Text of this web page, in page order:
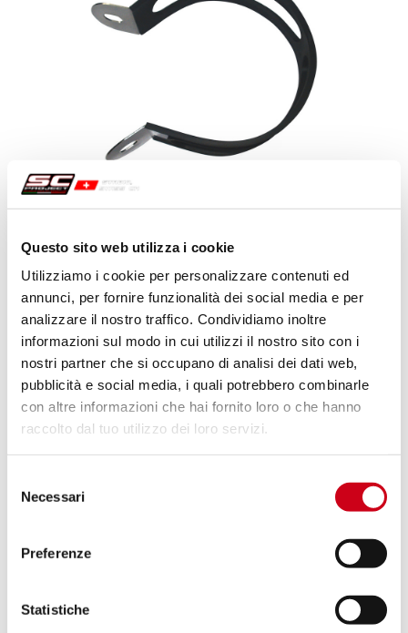
Questo sito web utilizza i cookie
Utilizziamo i cookie per personalizzare contenuti ed
annunci, per fornire funzionalità dei social media e per
analizzare il nostro traffico. Condividiamo inoltre
informazioni sul modo in cui utilizzi il nostro sito con i
nostri partner che si occupano di analisi dei dati web,
pubblicità e social media, i quali potrebbero combinarle
con altre informazioni che hai fornito loro o che hanno
raccolto dal tuo utilizzo dei loro servizi.
delNecessari
Preferenze
Statistiche
COLLIERS DE SERRAGE EN ACIER INOXYDABLE